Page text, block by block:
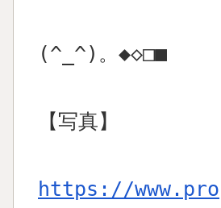
マキ（麻
(^_^)。◆◇□■
【写真】
https://